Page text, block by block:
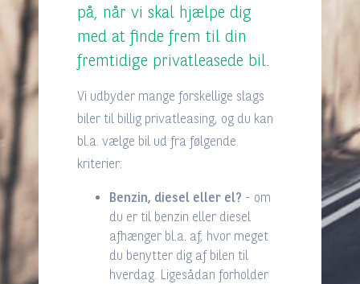
på, når vi skal hjælpe dig
med at finde frem til din
fremtidige privatleasede bil.
Vi udbyder mange forskellige slags
biler til billig privatleasing, og du kan
bl.a. vælge bil ud fra følgende
kriterier:
Benzin, diesel eller el? - om
du er til benzin eller diesel
afhænger bl.a. af, hvor meget
du benytter dig af bilen til
hverdag. Ligesådan forholder